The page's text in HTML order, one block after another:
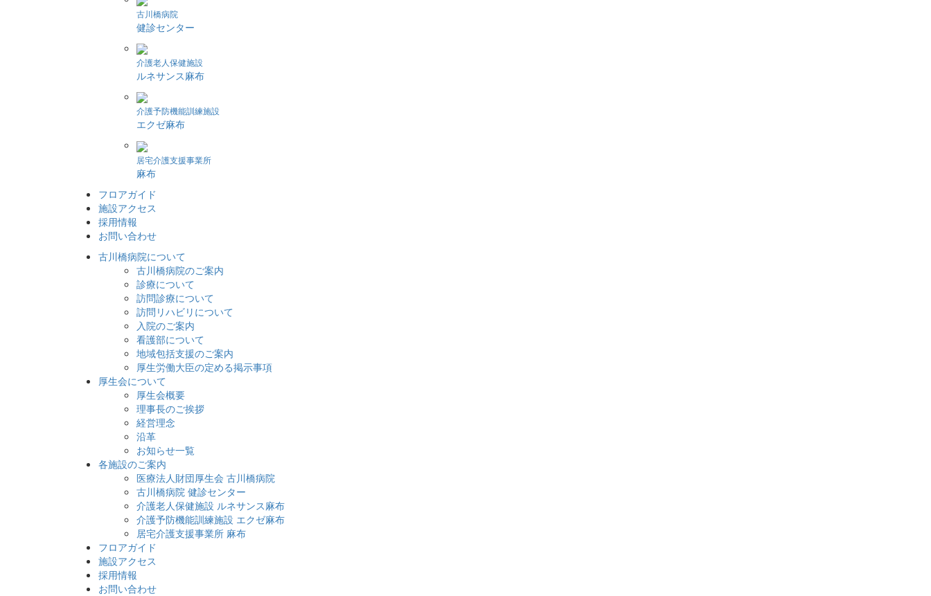
古川橋病院
健診センター
介護老人保健施設
ルネサンス麻布
介護予防機能訓練施設
エクゼ麻布
居宅介護支援事業所
麻布
フロアガイド
施設アクセス
採用情報
お問い合わせ
古川橋病院について
古川橋病院のご案内
診療について
訪問診療について
訪問リハビリについて
入院のご案内
看護部について
地域包括支援のご案内
厚生労働大臣の定める掲示事項
厚生会について
厚生会概要
理事長のご挨拶
経営理念
沿革
お知らせ一覧
各施設のご案内
医療法人財団厚生会 古川橋病院
古川橋病院 健診センター
介護老人保健施設 ルネサンス麻布
介護予防機能訓練施設 エクゼ麻布
居宅介護支援事業所 麻布
フロアガイド
施設アクセス
採用情報
お問い合わせ